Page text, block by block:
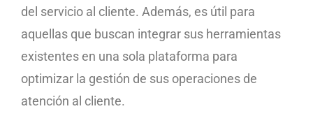
del servicio al cliente. Además, es útil para
aquellas que buscan integrar sus herramientas
existentes en una sola plataforma para
optimizar la gestión de sus operaciones de
atención al cliente.